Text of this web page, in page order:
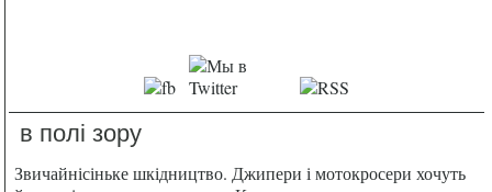
в полі зору
Звичайнісіньке шкідництво. Джипери і мотокросери хочуть